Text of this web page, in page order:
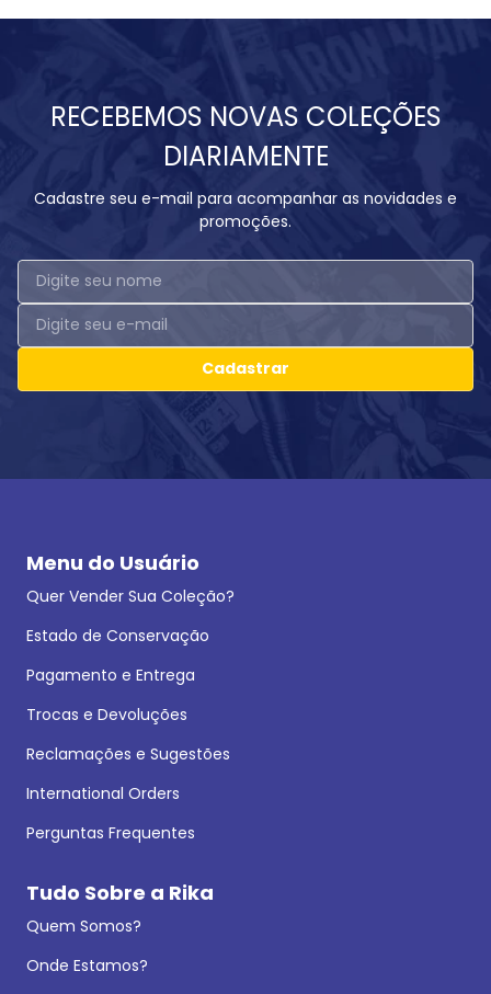
RECEBEMOS NOVAS COLEÇÕES
DIARIAMENTE
Cadastre seu e-mail para acompanhar as novidades e
promoções.
Cadastrar
Menu do Usuário
Quer Vender Sua Coleção?
Estado de Conservação
Pagamento e Entrega
Trocas e Devoluções
Reclamações e Sugestões
International Orders
Perguntas Frequentes
Tudo Sobre a Rika
Quem Somos?
Onde Estamos?